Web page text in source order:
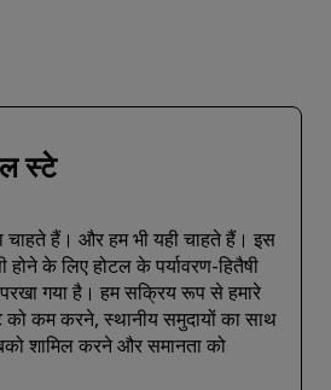
स्टे
चाहते हैं। और हम भी यही चाहते हैं। इस
होने के लिए होटल के पर्यावरण-हितैषी
गया है। हम सक्रिय रूप से हमारे
को कम करने, स्थानीय समुदायों का साथ
शामिल करने और समानता को